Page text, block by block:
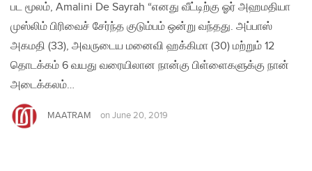
பட மூலம், Amalini De Sayrah “எனது வீட்டிற்கு ஓர் அஹமதியா
முஸ்லிம் பிரிவைச் சேர்ந்த குடும்பம் ஒன்று வந்தது. அப்பாஸ்
அகமதி (33), அவருடைய மனைவி ஹக்கிமா (30) மற்றும் 12
தொடக்கம் 6 வயது வரையிலான நான்கு பிள்ளைகளுக்கு நான்
அடைக்கலம்…
MAATRAM on June 20, 2019